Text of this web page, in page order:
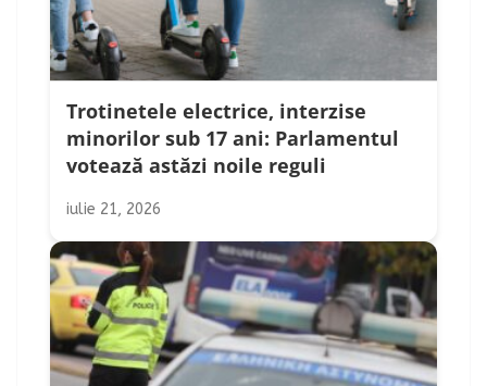
Trotinetele electrice, interzise
minorilor sub 17 ani: Parlamentul
votează astăzi noile reguli
iulie 21, 2026